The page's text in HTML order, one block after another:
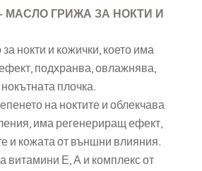
– МАСЛО ГРИЖА ЗА НОКТИ И
нокти и кожички, което има
подхранва, овлажнява,
плочка.
на ноктите и облекчава
има регенериращ ефект,
и кожата от външни влияния.
витамини Е, А и комплекс от